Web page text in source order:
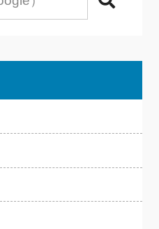
検索